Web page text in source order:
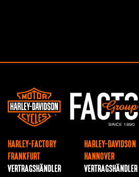
HARLEY-FACTORY
FRANKFURT
VERTRAGSHÄNDLER
HARLEY-DAVIDSON
HANNOVER
VERTRAGSHÄNDLER